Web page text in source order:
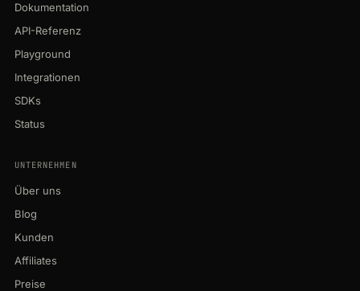
Dokumentation
API-Referenz
Playground
Integrationen
SDKs
Status
UNTERNEHMEN
Über uns
Blog
Kunden
Affiliates
Preise